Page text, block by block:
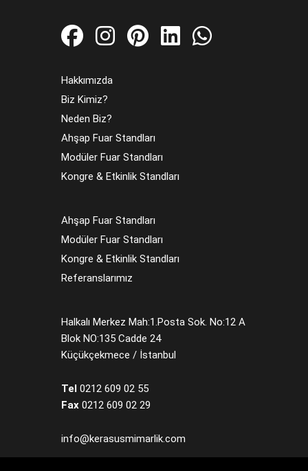
Hakkımızda
Biz Kimiz?
Neden Biz?
Ahşap Fuar Standları
Modüler Fuar Standları
Kongre & Etkinlik Standları
Ahşap Fuar Standları
Modüler Fuar Standları
Kongre & Etkinlik Standları
Referanslarımız
Halkalı Merkez Mah:1.Posta Sok. No:12 A
Blok NO:135 Cadde 24
Küçükçekmece / İstanbul
Tel 0212 609 02 55
Fax 0212 609 02 29
info@kerasusmimarlik.com